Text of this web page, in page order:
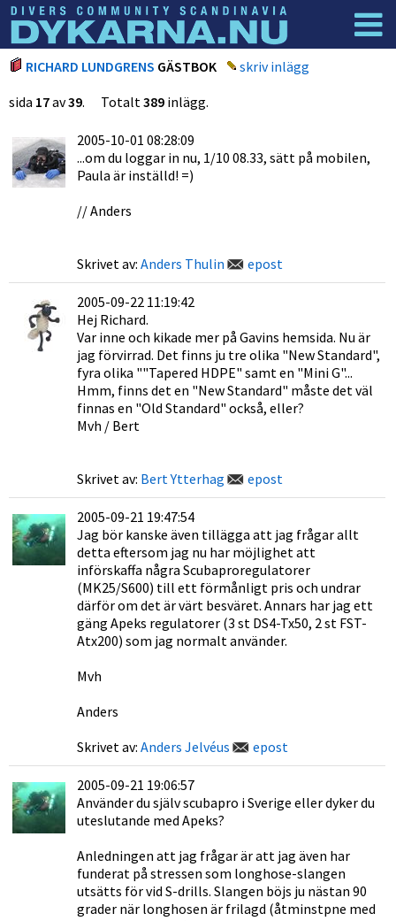
Dyknyheter Logga in
RICHARD LUNDGRENS GÄSTBOK
skriv inlägg
sida 17av39. Totalt389 inlägg.
2005-10-01 08:28:09
...om du loggar in nu, 1/10 08.33, sätt på mobilen,
Paula är inställd! =)
// Anders
Skrivet av: Anders Thulin epost
2005-09-22 11:19:42
Hej Richard.
Var inne och kikade mer på Gavins hemsida. Nu är
jag förvirrad. Det finns ju tre olika "New Standard",
fyra olika ""Tapered HDPE" samt en "Mini G"...
Hmm, finns det en "New Standard" måste det väl
finnas en "Old Standard" också, eller?
Mvh / Bert
Skrivet av: Bert Ytterhag epost
2005-09-21 19:47:54
Jag bör kanske även tillägga att jag frågar allt
detta eftersom jag nu har möjlighet att
införskaffa några Scubaproregulatorer
(MK25/S600) till ett förmånligt pris och undrar
därför om det är värt besväret. Annars har jag ett
gäng Apeks regulatorer (3 st DS4-Tx50, 2 st FST-
Atx200) som jag normalt använder.
Mvh
Anders
Skrivet av: Anders Jelvéus epost
2005-09-21 19:06:57
Använder du själv scubapro i Sverige eller dyker du
uteslutande med Apeks?
Anledningen att jag frågar är att jag även har
funderat på stressen som longhose-slangen
utsätts för vid S-drills. Slangen böjs ju nästan 90
grader när longhosen är frilagd (åtminstpne med